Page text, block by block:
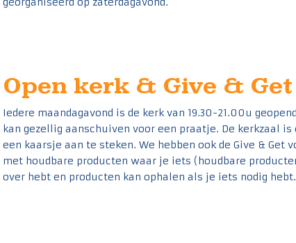
Open kerk & Give &
Iedere maandagavond is de kerk van 19.30-21.00u
kan gezellig aanschuiven voor een praatje. De kerkzaal
een kaarsje aan te steken. We hebben ook de Give & Get
met houdbare producten waar je iets (houdbare
over hebt en producten kan ophalen als je iets nodig hebt.